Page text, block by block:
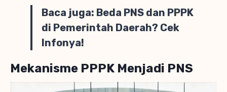
Baca juga: Beda PNS dan PPPK
di Pemerintah Daerah? Cek
Infonya!
Mekanisme PPPK Menjadi PNS